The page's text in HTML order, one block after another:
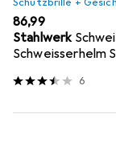
Schutzbrille +
EUR
86,99
Stahlwerk
Schweisserhelm
6